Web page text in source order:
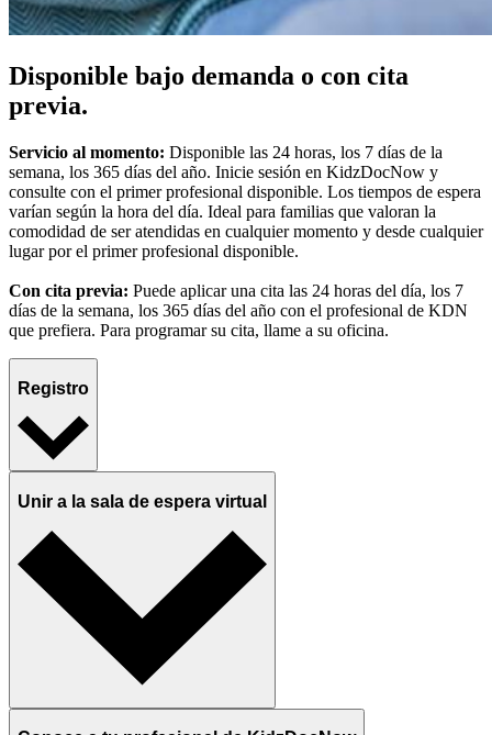
Disponible bajo demanda o con cita
previa.
Servicio al momento: Disponible las 24 horas, los 7 días de la
semana, los 365 días del año. Inicie sesión en KidzDocNow y
consulte con el primer profesional disponible. Los tiempos de espera
varían según la hora del día. Ideal para familias que valoran la
comodidad de ser atendidas en cualquier momento y desde cualquier
lugar por el primer profesional disponible.
Con cita previa: Puede aplicar una cita las 24 horas del día, los 7
días de la semana, los 365 días del año con el profesional de KDN
que prefiera. Para programar su cita, llame a su oficina.
Registro
Unir a la sala de espera virtual